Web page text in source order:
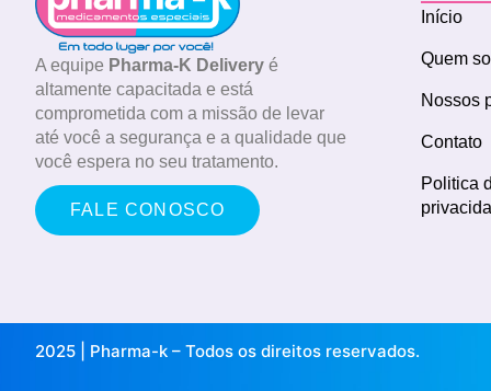
A equipe Pharma-K Delivery é
altamente capacitada e está
comprometida com a missão de levar
até você a segurança e a qualidade que
você espera no seu tratamento.
FALE CONOSCO
Início
Quem
Nossos
Contato
Politica
2025 | Pharma-k – Todos os direitos reservados.